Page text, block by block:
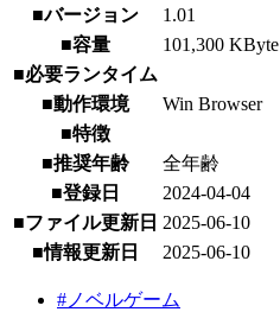
■バージョン
1.01
■容量
101,300 KByte
■必要ランタイム
■動作環境
Win Browser
■特徴
■推奨年齢
全年齢
■登録日
2024-04-04
■ファイル更新日 2025-06-10
■情報更新日
2025-06-10
#ノベルゲーム